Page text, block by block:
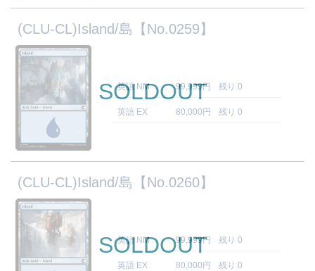
(CLU-CL)Island/島【No.0259】
英語 NM 99,999円 残り 0
英語 EX 80,000円 残り 0
SOLDOUT
(CLU-CL)Island/島【No.0260】
英語 NM 99,999円 残り 0
英語 EX 80,000円 残り 0
SOLDOUT